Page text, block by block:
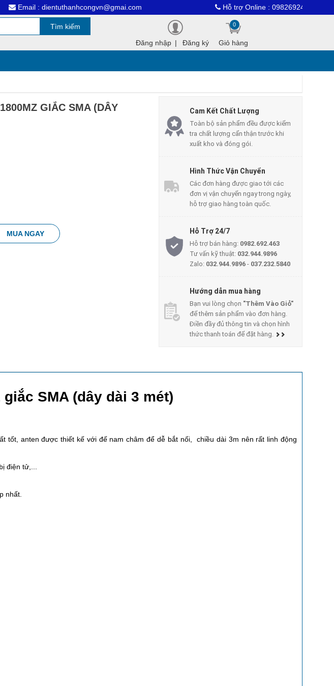
dientuthanhcongvn@gmai.com Hỗ trợ Online : 0982692463
Tìm kiếm
Đăng nhập | Đăng ký Giỏ hàng
0
GIẮC SMA (DÂY
MUA NGAY
Cam Kết Chất Lượng
Toàn bộ sản phẩm đều được kiểm
tra chất lượng cẩn thận trước khi
xuất kho và đóng gói.
Hình Thức Vận Chuyển
Các đơn hàng được giao tới các
đơn vị vận chuyển ngay trong ngày,
hỗ trợ giao hàng toàn quốc.
Hỗ Trợ 24/7
Hỗ trợ bán hàng: 0982.692.463
Tư vấn kỹ thuật: 032.944.9896
Zalo: 032.944.9896 - 037.232.5840
Hướng dẫn mua hàng
Bạn vui lòng chọn "Thêm Vào Giỏ"
để thêm sản phẩm vào đơn hàng.
Điền đầy đủ thông tin và chọn hình
thức thanh toán để đặt hàng.
giắc SMA (dây dài 3 mét)
tốt, anten được thiết kế với đế nam châm để dễ bắt nối, chiều dài 3m nên rất linh động
điện tử,...
nhất.